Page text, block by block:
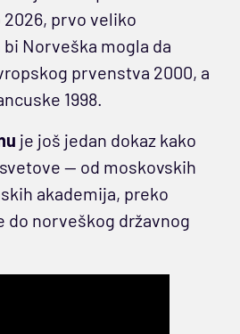
prvo veliko
Norveška mogla da
prvenstva 2000, a
1998.
je još jedan dokaz kako
— od moskovskih
akademija, preko
do norveškog državnog